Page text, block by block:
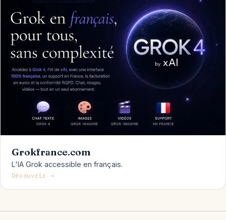
Grokfrance.com
L'IA Grok accessible en français.
Découvrir →